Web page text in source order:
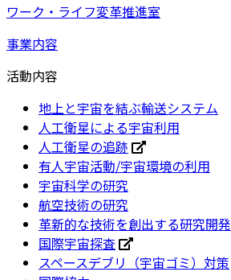
ワーク・ライフ変革推進室
事業内容
活動内容
地上と宇宙を結ぶ輸送システム
人工衛星による宇宙利用
人工衛星の追跡
有人宇宙活動/宇宙環境の利用
宇宙科学の研究
航空技術の研究
革新的な技術を創出する研究開発
国際宇宙探査
スペースデブリ（宇宙ゴミ）対策